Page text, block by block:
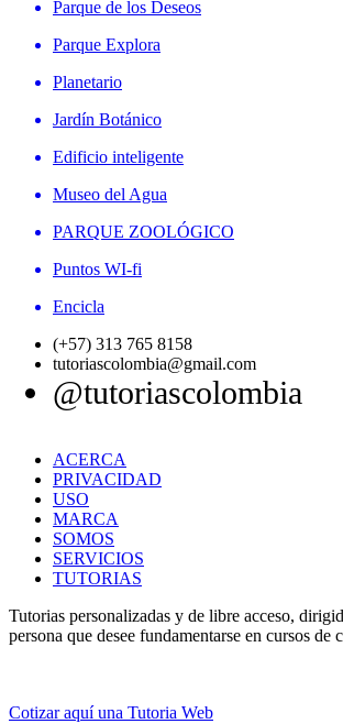
Parque de los Deseos
Parque Explora
Planetario
Jardín Botánico
Edificio inteligente
Museo del Agua
PARQUE ZOOLÓGICO
Puntos WI-fi
Encicla
(+57) 313 765 8158
tutoriascolombia@gmail.com
@tutoriascolombia
ACERCA
PRIVACIDAD
USO
MARCA
SOMOS
SERVICIOS
TUTORIAS
Tutorias personalizadas y de libre acceso,
persona que desee fundamentarse en cursos de
Cotizar aquí una Tutoria Web